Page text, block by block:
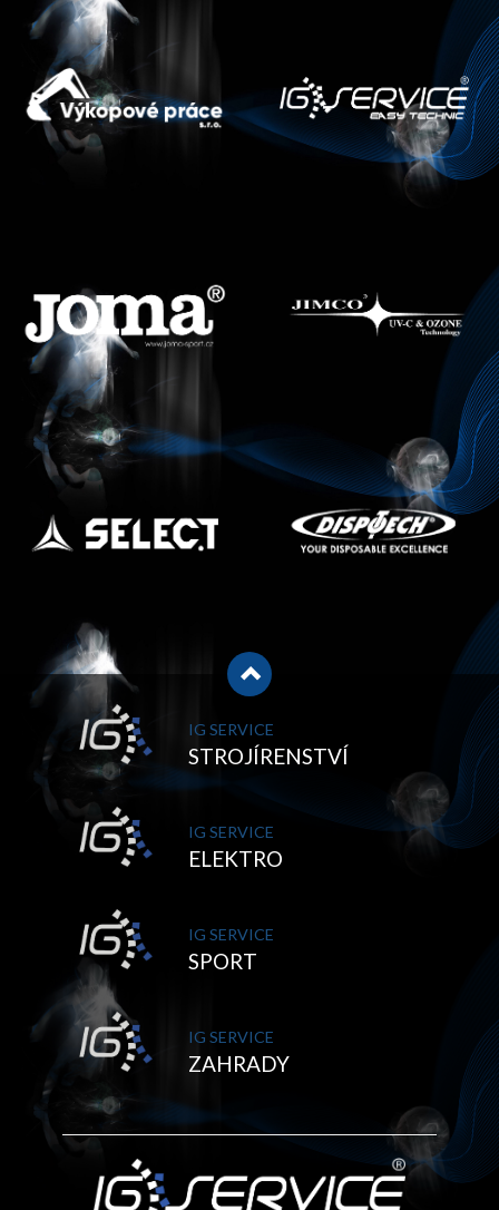
IG SERVICE
STROJÍRENSTVÍ
IG SERVICE
ELEKTRO
IG SERVICE
SPORT
IG SERVICE
ZAHRADY